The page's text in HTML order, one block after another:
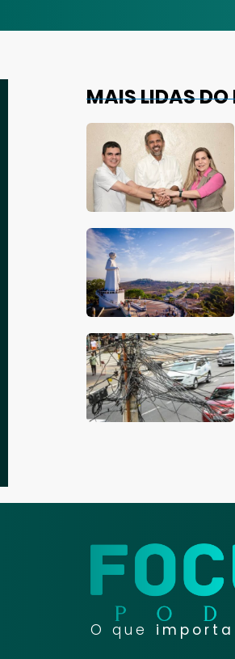
MAIS LIDAS DO
O que importa